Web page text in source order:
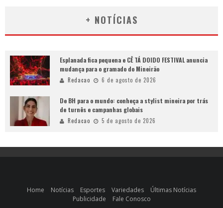
+ NOTÍCIAS
Esplanada fica pequena e CÊ TÁ DOIDO FESTIVAL anuncia
mudança para o gramado do Mineirão
Redacao 6 de agosto de 2026
De BH para o mundo: conheça a stylist mineira por trás
de turnês e campanhas globais
Redacao 5 de agosto de 2026
Home Notícias Esportes Variedades
Últimas Notícias
Publicidade
Fale Conosco